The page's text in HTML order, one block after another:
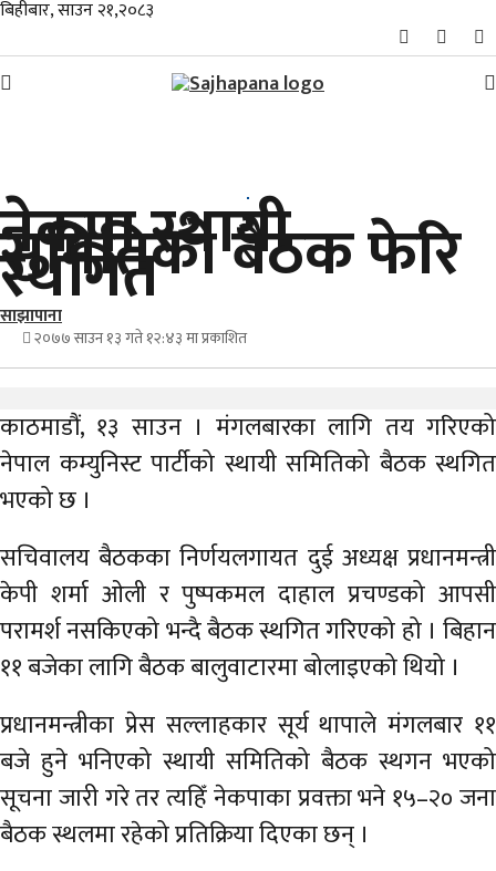
बिहीबार, साउन २१,२०८३
विशेष
स्थानीय
राजनीति
जीवनशैली
मनोरञ्जन/
अर्थ
अन्तरवार्ता
विचार/
बहस
नेकपा स्थायी
समितिको बैठक फेरि
स्थगित
साझापाना
२०७७ साउन १३ गते १२:४३ मा प्रकाशित
काठमाडौं, १३ साउन । मंगलबारका लागि तय गरिएको
नेपाल कम्युनिस्ट पार्टीको स्थायी समितिको बैठक स्थगित
भएको छ ।
सचिवालय बैठकका निर्णयलगायत दुई अध्यक्ष प्रधानमन्त्री
केपी शर्मा ओली र पुष्पकमल दाहाल प्रचण्डको आपसी
परामर्श नसकिएको भन्दै बैठक स्थगित गरिएको हो । बिहान
११ बजेका लागि बैठक बालुवाटारमा बोलाइएको थियो ।
प्रधानमन्त्रीका प्रेस सल्लाहकार सूर्य थापाले मंगलबार ११
बजे हुने भनिएको स्थायी समितिको बैठक स्थगन भएको
सूचना जारी गरे तर त्यहिँ नेकपाका प्रवक्ता भने १५–२० जना
बैठक स्थलमा रहेको प्रतिक्रिया दिएका छन् ।